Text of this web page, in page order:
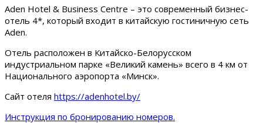
Aden Hotel & Business Centre – это современный бизнес-
отель 4*, который входит в китайскую гостиничную сеть
Aden.
Отель расположен в Китайско-Белорусском
индустриальном парке «Великий камень» всего в 4 км от
Национального аэропорта «Минск».
Сайт отеля https://adenhotel.by/
Инструкция по бронированию номеров.